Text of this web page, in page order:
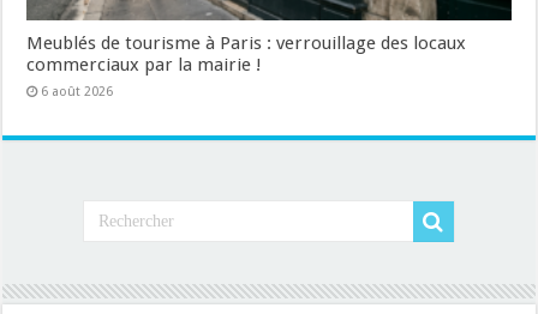
Meublés de tourisme à Paris : verrouillage des locaux
commerciaux par la mairie !
6 août 2026